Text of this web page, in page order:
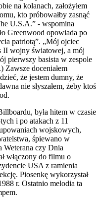
na kolanach, założyłem
kto próbowałby zasnąć
U.S.A.” - wspomina
Greenwood opowiada po
patriotą”. „Mój ojciec
II wojny światowej, a mój
pierwszy basista w zespole
Zawsze doceniałem
że jestem dumny, że
nie słyszałem, żeby ktoś
była hitem w czasie
i po atakach z 11
wojskowych,
śpiewano w
Weterana czy Dnia
włączony do filmu o
USA z ramienia
Piosenkę wykorzystał
r. Ostatnio melodia ta